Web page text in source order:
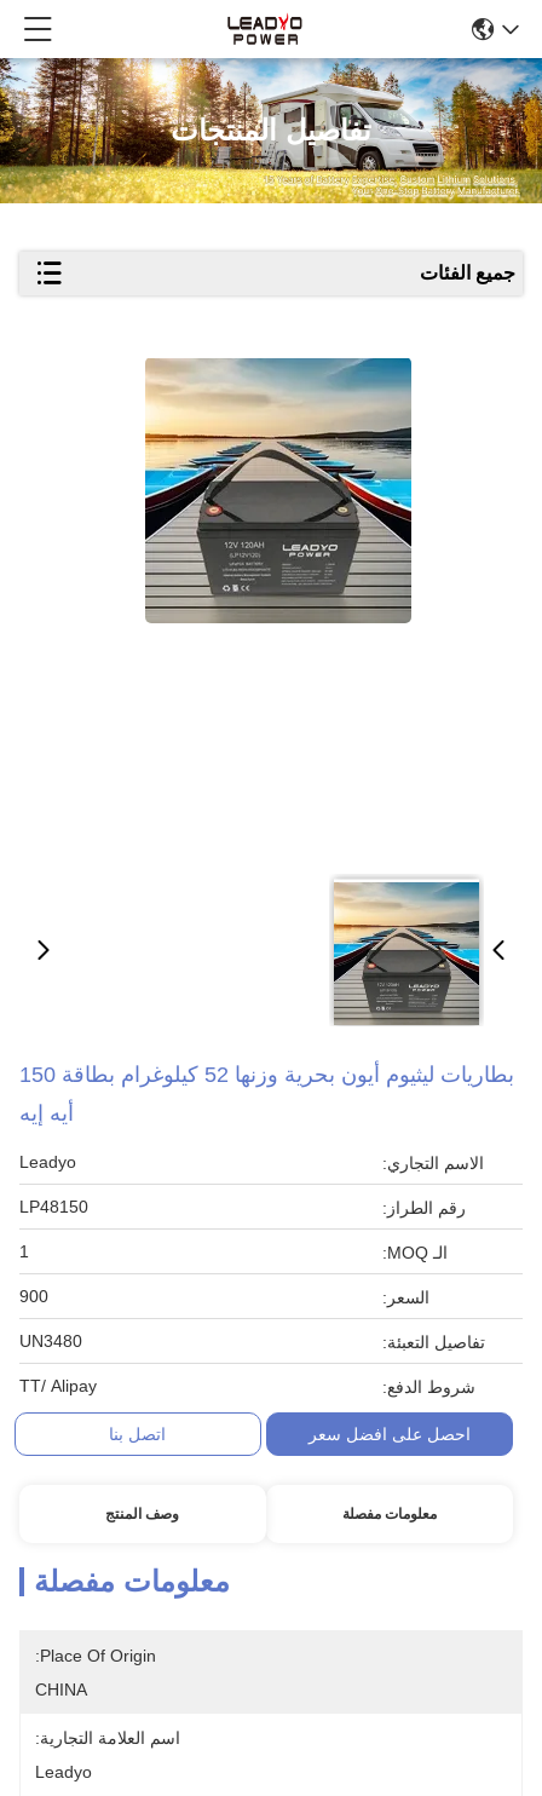
تفاصيل المنتجات
جميع الفئات
بطاريات ليثيوم أيون بحرية وزنها 52 كيلوغرام بطاقة 150
أيه إيه
الاسم التجاري: Leadyo
رقم الطراز: LP48150
الـ MOQ: 1
السعر: 900
تفاصيل التعبئة: UN3480
شروط الدفع: TT/ Alipay
احصل على افضل سعر اتصل بنا
معلومات مفصلة وصف المنتج
معلومات مفصلة
Place Of Origin:
CHINA
اسم العلامة التجارية:
Leadyo